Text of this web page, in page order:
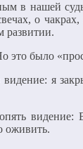
в нашей
о
развитии.
это было
я
оживить.